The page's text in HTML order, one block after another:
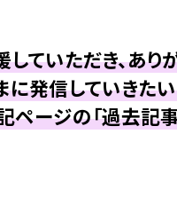
ていただき、あり
発信していきた
ページの「過去記